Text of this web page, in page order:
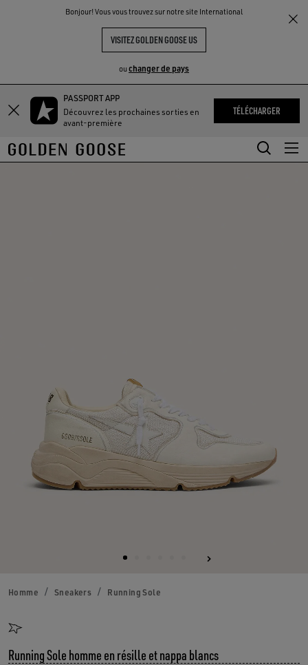
Bonjour! Vous vous trouvez sur notre site International
VISITEZ GOLDEN GOOSE US
ou changer de pays
Aller
au
principal
Aller
au
du
PASSPORT APP
Découvrez les prochaines sorties en
avant-première
TÉLÉCHARGER
THE
COMMUNITY
Homme Sneakers Running Sole
Running Sole homme en résille et nappa blancs